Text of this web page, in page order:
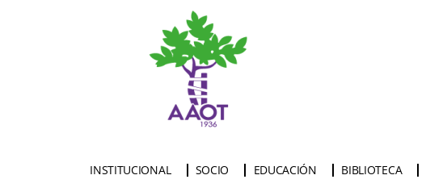
INSTITUCIONAL SOCIO EDUCACIÓN BIBLIOTECA